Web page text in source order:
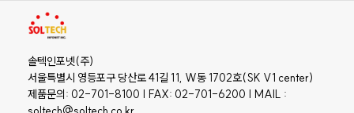
솔텍인포넷(주)
서울특별시 영등포구 당산로 41길 11, W동 1702호(SK V1 center)
제품문의: 02-701-8100 | FAX: 02-701-6200 | MAIL :